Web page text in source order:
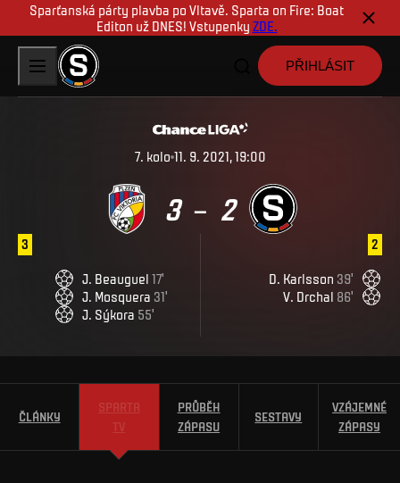
Sparťanská párty plavba po Vltavě. Sparta on Fire: Boat
Editon už DNES! Vstupenky ZDE.
PŘIHLÁSIT
7. kolo 11. 9. 2021, 19:00
3 – 2
2
D Karlsson 39'
V Drchal 86'
3
J Beauguel 17'
J Mosquera 31'
J Sýkora 55'
ČLÁNKY
SPARTA
TV
PRŮBĚH
ZÁPASU
SESTAVY
VZÁJEMNÉ
ZÁPASY